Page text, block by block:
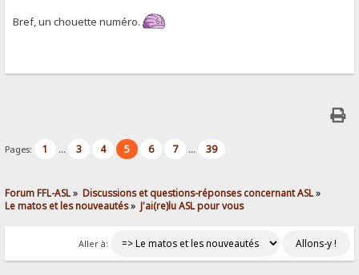
Bref, un chouette numéro.
Pages: 1 ... 3 4 5 6 7 ... 39
Forum FFL-ASL» Discussions et questions-réponses concernant ASL»
Le matos et les nouveautés» J'ai(re)lu ASL pour vous
Aller à: